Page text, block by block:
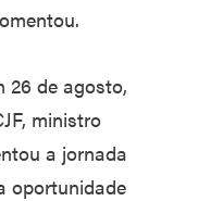
26 de agosto,
ministro
a jornada
oportunidade